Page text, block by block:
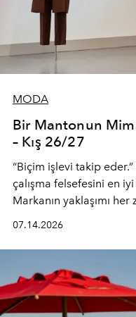
MODA
Bir Mantonun
– Kış 26/27
“Biçim işlevi takip eder.”
çalışma felsefesini en
Markanın yaklaşımı
(savoir-faire) buluşan
07.14.2026